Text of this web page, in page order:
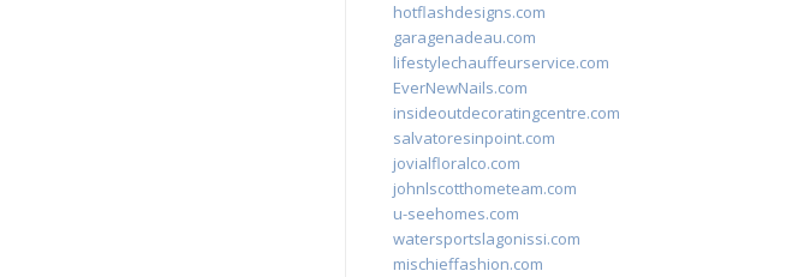
hotflashdesigns.com
garagenadeau.com
lifestylechauffeurservice.com
EverNewNails.com
insideoutdecoratingcentre.com
salvatoresinpoint.com
jovialfloralco.com
johnlscotthometeam.com
u-seehomes.com
watersportslagonissi.com
mischieffashion.com